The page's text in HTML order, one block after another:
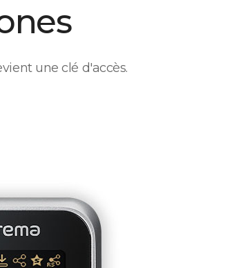
une clé d'accès.